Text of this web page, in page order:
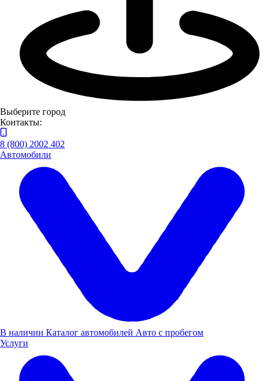
Выберите город
Контакты:
8 (800) 2002 402
Автомобили
В наличии Каталог автомобилей Авто с пробегом
Услуги
Луидор представил технику для выездной торговли на
Международном форуме потребительской кооперации
Компания Луидор приняла участие в Международном форуме
потребительской кооперации, посвящённом 195-летию
российской потребкооперации и 110-летию Татпотребсоюза